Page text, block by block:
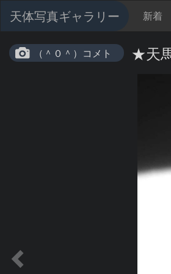
天体写真ギャラリー 新着
（＾０＾）コメト ★天